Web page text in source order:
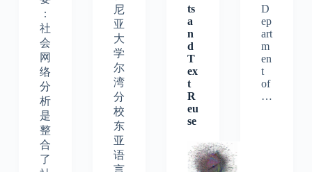
：
社
会
网
络
分
析
是
整
合
了
尼
亚
大
学
尔
湾
分
校
东
亚
语
言
ts
a
n
d
T
ex
t
R
eu
se
D
ep
art
m
en
t
of
…